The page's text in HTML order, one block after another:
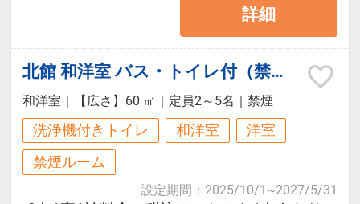
ー層、3 世代旅行のお客様にご満足
いただけるよう、ホテル全体の施
設・サービスを拡充しました。
名物のアスパラ１本揚げやシュラス
コが人気の夕食ビュッフェが好評で
す。
詳細
北館 和洋室 バス・トイレ付（禁煙）
和洋室 ｜ 【広さ】60 ㎡ ｜ 定員2～5名 ｜ 禁煙
洗浄機付きトイレ 和洋室
洋室
禁煙ルーム
設定期間 ： 2025/10/1 ~2027/5/31